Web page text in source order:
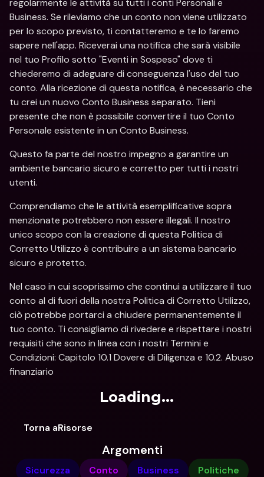
regolarmente le attività su tutti i conti Personali e
Business. Se rileviamo che un conto non viene utilizzato
per lo scopo previsto, ti contatteremo e te lo faremo
sapere nell'app. Riceverai una notifica che sarà visibile
nel tuo Profilo sotto "Eventi in Sospeso" dove ti
chiederemo di adeguare di conseguenza l'uso del tuo
conto. Alla ricezione di questa notifica, è necessario che
tu crei un nuovo Conto Business separato. Tieni
presente che non è possibile convertire il tuo Conto
Personale esistente in un Conto Business.
Questo fa parte del nostro impegno a garantire un
ambiente bancario sicuro e corretto per tutti i nostri
utenti.
Comprendiamo che le attività esemplificative sopra
menzionate potrebbero non essere illegali. Il nostro
unico scopo con la creazione di questa Politica di
Corretto Utilizzo è contribuire a un sistema bancario
sicuro e protetto.
Nel caso in cui scoprissimo che continui a utilizzare il tuo
conto al di fuori della nostra Politica di Corretto Utilizzo,
ciò potrebbe portarci a chiudere permanentemente il
tuo conto. Ti consigliamo di rivedere e rispettare i nostri
requisiti che sono in linea con i nostri Termini e
Condizioni: Capitolo 10.1 Dovere di Diligenza e 10.2. Abuso
finanziario
Loading...
Torna aRisorse
Argomenti
Sicurezza Conto Business Politiche